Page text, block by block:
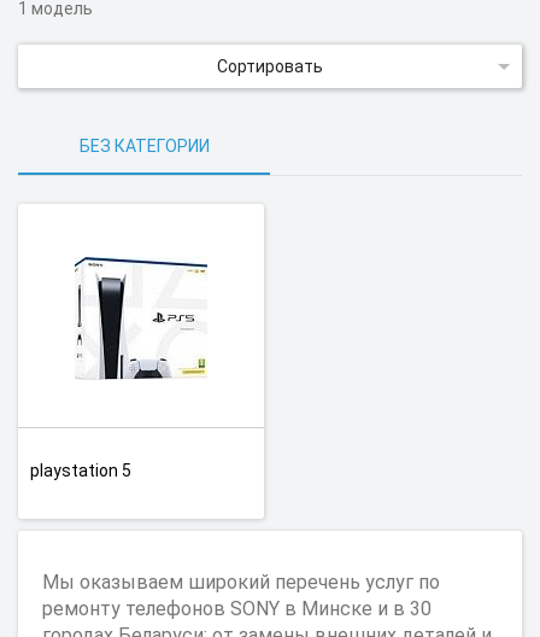
1 модель
Сортировать
БЕЗ КАТЕГОРИИ
playstation 5
Мы оказываем широкий перечень услуг по
ремонту телефонов SONY в Минске и в 30